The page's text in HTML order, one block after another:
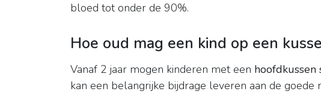
bloed tot onder de 90%.
Hoe oud mag een kind op een
Vanaf 2 jaar mogen kinderen met een hoofdkussen
kan een belangrijke bijdrage leveren aan de goede